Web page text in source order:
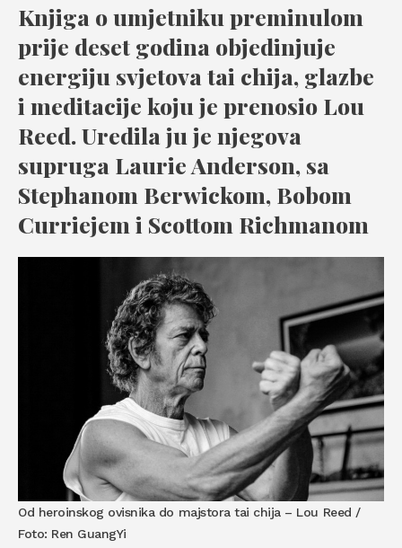
Knjiga o umjetniku preminulom
prije deset godina objedinjuje
energiju svjetova tai chija, glazbe
i meditacije koju je prenosio Lou
Reed. Uredila ju je njegova
supruga Laurie Anderson, sa
Stephanom Berwickom, Bobom
Curriejem i Scottom Richmanom
Od heroinskog ovisnika do majstora tai chija – Lou Reed /
Foto: Ren GuangYi